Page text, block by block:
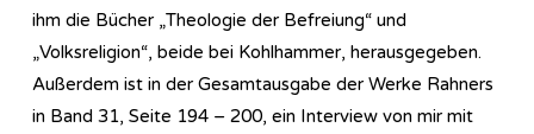
ihm die Bücher „Theologie der Befreiung“ und
„Volksreligion“, beide bei Kohlhammer, herausgegeben.
Außerdem ist in der Gesamtausgabe der Werke Rahners
in Band 31, Seite 194 – 200, ein Interview von mir mit